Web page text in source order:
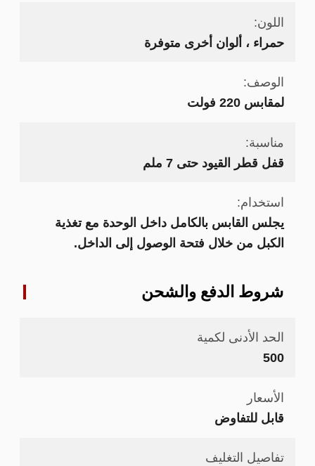
اللون:
حمراء ، ألوان أخرى متوفرة
الوصف:
لمقابس 220 فولت
مناسبة:
قفل قطر القيود حتى 7 ملم
استخدام:
يجلس القابس بالكامل داخل الوحدة مع تغذية
الكبل من خلال فتحة الوصول إلى الداخل.
شروط الدفع والشحن
الحد الأدنى لكمية
500
الأسعار
قابل للتفاوض
تفاصيل التغليف